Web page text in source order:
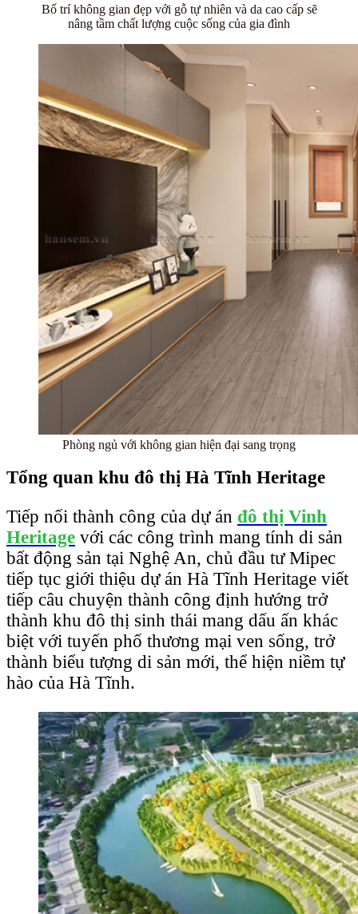
Bố trí không gian đẹp với gỗ tự nhiên và da cao cấp sẽ
nâng tầm chất lượng cuộc sống của gia đình
Phòng ngủ với không gian hiện đại sang trọng
Tổng quan khu đô thị Hà Tĩnh Heritage
Tiếp nối thành công của dự án đô thị Vinh
Heritage với các công trình mang tính di sản
bất động sản tại Nghệ An, chủ đầu tư Mipec
tiếp tục giới thiệu dự án Hà Tĩnh Heritage viết
tiếp câu chuyện thành công định hướng trở
thành khu đô thị sinh thái mang dấu ấn khác
biệt với tuyến phố thương mại ven sống, trở
thành biểu tượng di sản mới, thể hiện niềm tự
hào của Hà Tĩnh.